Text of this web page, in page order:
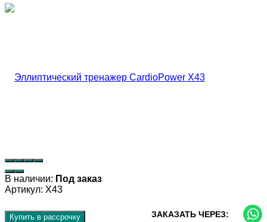
В наличии: Под заказ
Артикул: X43
Купить в рассрочку ЗАКАЗАТЬ ЧЕРЕЗ: